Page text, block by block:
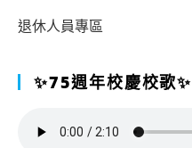
退休人員專區
✨75週年校慶校歌✨